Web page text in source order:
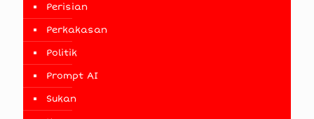
Perisian
Perkakasan
Politik
Prompt AI
Sukan